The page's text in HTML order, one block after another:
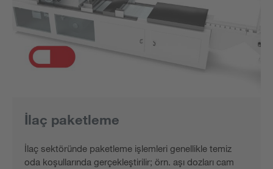
İlaç paketleme
İlaç sektöründe paketleme işlemleri genellikle temiz
oda koşullarında gerçekleştirilir; örn. aşı dozları cam